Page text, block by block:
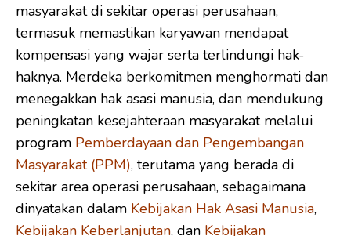
masyarakat di sekitar operasi perusahaan,
termasuk memastikan karyawan mendapat
kompensasi yang wajar serta terlindungi hak-
haknya. Merdeka berkomitmen menghormati dan
menegakkan hak asasi manusia, dan mendukung
peningkatan kesejahteraan masyarakat melalui
program Pemberdayaan dan Pengembangan
Masyarakat (PPM), terutama yang berada di
sekitar area operasi perusahaan, sebagaimana
dinyatakan dalam Kebijakan Hak Asasi Manusia,
Kebijakan Keberlanjutan, dan Kebijakan